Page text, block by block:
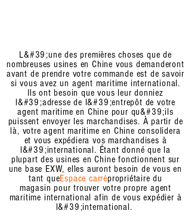
L&#39;une des premières choses que de
nombreuses usines en Chine vous demanderont
avant de prendre votre commande est de savoir
si vous avez un agent maritime international.
Ils ont besoin que vous leur donniez
l&#39;adresse de l&#39;entrepôt de votre
agent maritime en Chine pour qu&#39;ils
puissent envoyer les marchandises. À partir de
là, votre agent maritime en Chine consolidera
et vous expédiera vos marchandises à
l&#39;international. Étant donné que la
plupart des usines en Chine fonctionnent sur
une base EXW, elles auront besoin de vous en
tant queEspace carrépropriétaire du
magasin pour trouver votre propre agent
maritime international afin de vous expédier à
l&#39;international.